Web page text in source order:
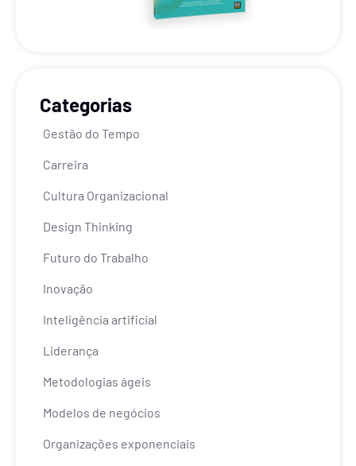
Categorias
Gestão do Tempo
Carreira
Cultura Organizacional
Design Thinking
Futuro do Trabalho
Inovação
Inteligência artificial
Liderança
Metodologias ágeis
Modelos de negócios
Organizações exponenciais